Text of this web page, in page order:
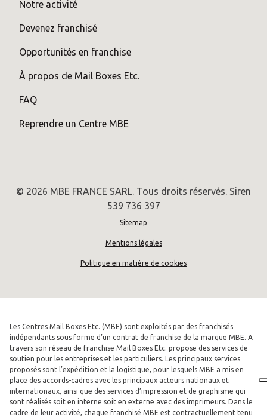
Notre activité
Devenez franchisé
Opportunités en franchise
À propos de Mail Boxes Etc.
FAQ
Reprendre un Centre MBE
© 2026 MBE FRANCE SARL. Tous droits réservés. Siren
539 736 397
Sitemap
Mentions légales
Politique en matière de cookies
Les Centres Mail Boxes Etc. (MBE) sont exploités par des franchisés
indépendants sous forme d’un contrat de franchise de la marque MBE. A
travers son réseau de franchise Mail Boxes Etc. propose des services de
soutien pour les entreprises et les particuliers. Les principaux services
proposés sont l’expédition et la logistique, pour lesquels MBE a mis en
place des accords-cadres avec les principaux acteurs nationaux et
internationaux, ainsi que des services d’impression et de graphisme qui
sont réalisés soit en interne soit en externe avec des imprimeurs. Dans le
cadre de leur activité, chaque franchisé MBE est contractuellement tenu